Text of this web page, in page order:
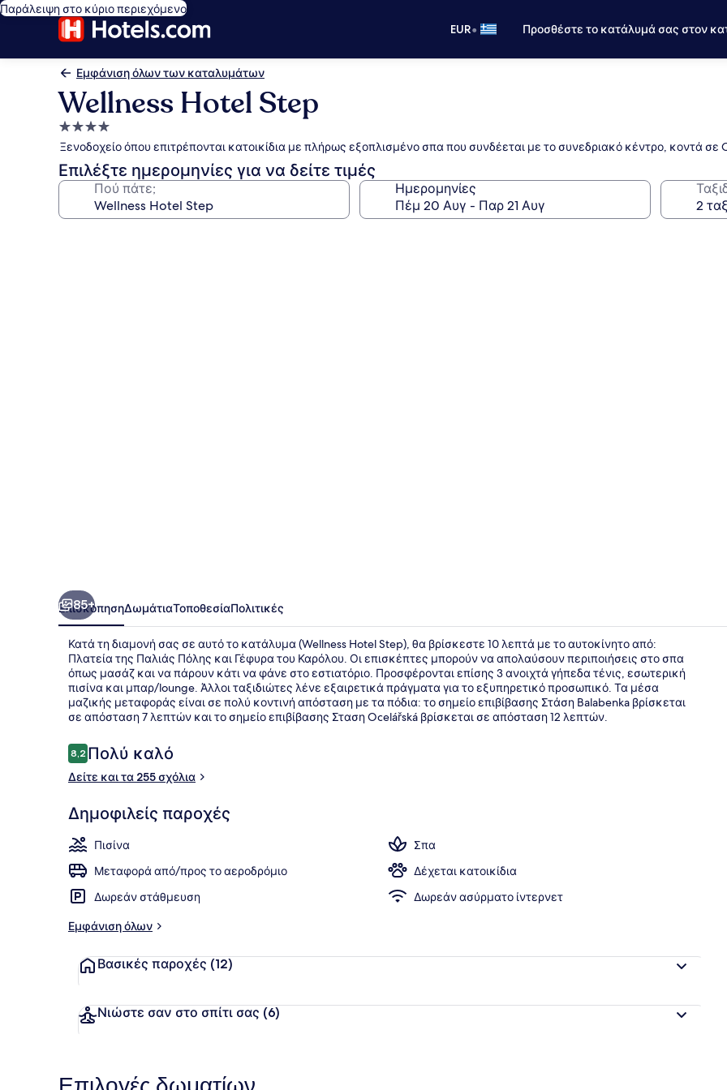
Παράλειψη στο κύριο περιεχόμενο
EUR• Προσθέστε το κατάλυμά σας στον
Εμφάνιση όλων των καταλυμάτων
Wellness Hotel Step
Κατάλυμα
με
4.0
αστέρια
Ξενοδοχείο όπου επιτρέπονται κατοικίδια με πλήρως εξοπλισμένο σπα που συνδέεται με το συνεδριακό κέντρο, κοντά σε
Επιλέξτε ημερομηνίες για να δείτε τιμές
Πού πάτε; Ημερομηνίες
85+
ΕπισκόπησηΔωμάτιαΤοποθεσίαΠολιτικές
Κατά τη διαμονή σας σε αυτό το κατάλυμα (Wellness Hotel Step), θα βρίσκεστε 10 λεπτά με το αυτοκίνητο από:
Πλατεία της Παλιάς Πόλης και Γέφυρα του Καρόλου. Οι επισκέπτες μπορούν να απολαύσουν περιποιήσεις στο σπα
όπως μασάζ και να πάρουν κάτι να φάνε στο εστιατόριο. Προσφέρονται επίσης 3 ανοιχτά γήπεδα τένις, εσωτερική
πισίνα και μπαρ/lounge. Άλλοι ταξιδιώτες λένε εξαιρετικά πράγματα για το εξυπηρετικό προσωπικό. Τα μέσα
μαζικής μεταφοράς είναι σε πολύ κοντινή απόσταση με τα πόδια: το σημείο επιβίβασης Στάση Balabenka βρίσκεται
σε απόσταση 7 λεπτών και το σημείο επιβίβασης Σταση Ocelářská βρίσκεται σε απόσταση 12 λεπτών.
Σχόλια
8,28,2 στα 10
Πολύ καλό
Δείτε και τα 255 σχόλια
Δημοφιλείς παροχές
Πισίνα
Σπα
Μεταφορά από/προς το αεροδρόμιο
Δέχεται κατοικίδια
Δωρεάν στάθμευση
Δωρεάν ασύρματο ίντερνετ
Εμφάνιση όλων
Βασικές παροχές (12)
Νιώστε σαν στο σπίτι σας (6)